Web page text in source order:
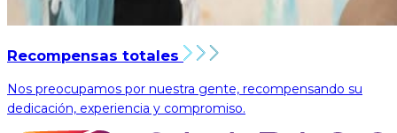
Recompensas totales
Nos preocupamos por nuestra gente, recompensando su
dedicación, experiencia y compromiso.